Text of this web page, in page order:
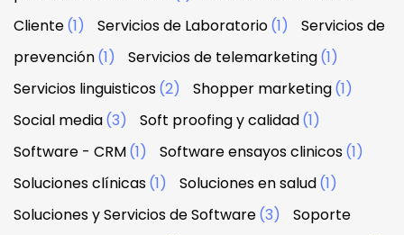
Cliente(1) Servicios de Laboratorio(1)
Servicios de
prevención(1) Servicios de telemarketing(1)
Servicios linguisticos(2) Shopper marketing(1)
Social media(3) Soft proofing y calidad(1)
Software - CRM(1) Software ensayos clinicos(1)
Soluciones clínicas(1) Soluciones en salud(1)
Soluciones y Servicios de Software(3)
Soporte